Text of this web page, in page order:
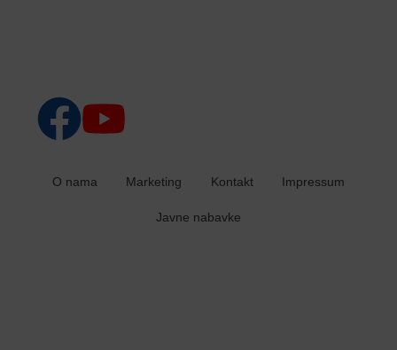
O nama Marketing Kontakt Impressum
Javne nabavke